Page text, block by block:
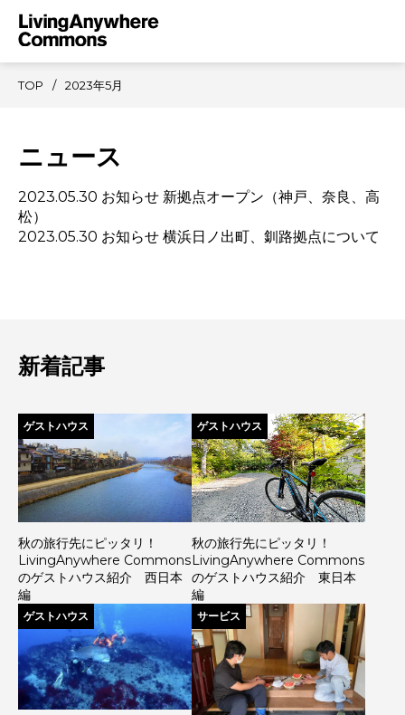
TOP 2023年5月
ニュース
2023.05.30 お知らせ 新拠点オープン（神戸、奈良、高
松）
2023.05.30 お知らせ 横浜日ノ出町、釧路拠点について
新着記事
ゲストハウス
秋の旅行先にピッタリ！
LivingAnywhere Commons
のゲストハウス紹介 西日本
編
ゲストハウス
秋の旅行先にピッタリ！
LivingAnywhere Commons
のゲストハウス紹介 東日本
編
ゲストハウス サービス